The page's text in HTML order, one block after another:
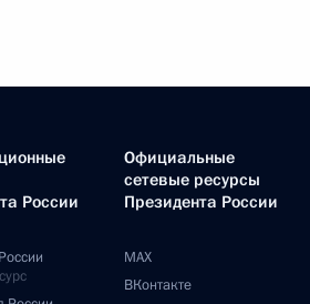
России
Официальные
сетевые ресурсы
Президента России
MAX
ВКонтакте